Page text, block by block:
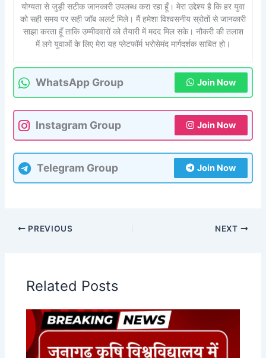
योग्यता से जुड़ी सटीक जानकारी उपलब्ध करा रहा हूँ। मेरा उद्देश्य है कि हर युवा
को सही समय पर सही जॉब अलर्ट मिले। मैं हमेशा विश्वसनीय स्रोतों से जानकारी
साझा करता हूँ ताकि उम्मीदवारों को तैयारी में मदद मिल सके। नौकरी की तलाश
में लगे युवाओं के लिए मेरा यह प्लेटफॉर्म भरोसेमंद मार्गदर्शक साबित हो।
WhatsApp Group Join Now
Instagram Group Join Now
Telegram Group Join Now
PREVIOUS NEXT
Related Posts